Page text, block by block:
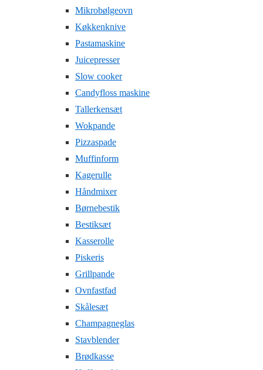
Mikrobølgeovn
Køkkenknive
Pastamaskine
Juicepresser
Slow cooker
Candyfloss maskine
Tallerkensæt
Wokpande
Pizzaspade
Muffinform
Kagerulle
Håndmixer
Børnebestik
Bestiksæt
Kasserolle
Piskeris
Grillpande
Ovnfastfad
Skålesæt
Champagneglas
Stavblender
Brødkasse